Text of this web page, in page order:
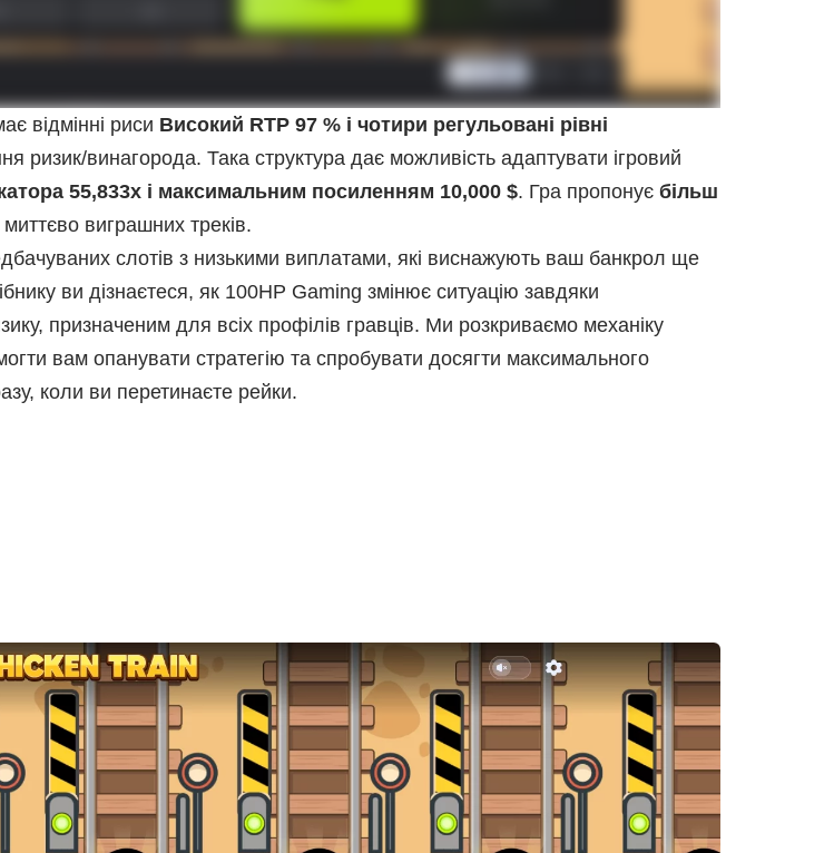
відмінні риси Високий RTP 97 % і чотири регульовані рівні
ризик/винагорода. Така структура дає можливість адаптувати ігровий
55,833x і максимальним посиленням 10,000 $. Гра пропонує більш
виграшних треків.
слотів з низькими виплатами, які виснажують ваш банкрол ще
ви дізнаєтеся, як 100HP Gaming змінює ситуацію завдяки
призначеним для всіх профілів гравців. Ми розкриваємо механіку
вам опанувати стратегію та спробувати досягти максимального
коли ви перетинаєте рейки.